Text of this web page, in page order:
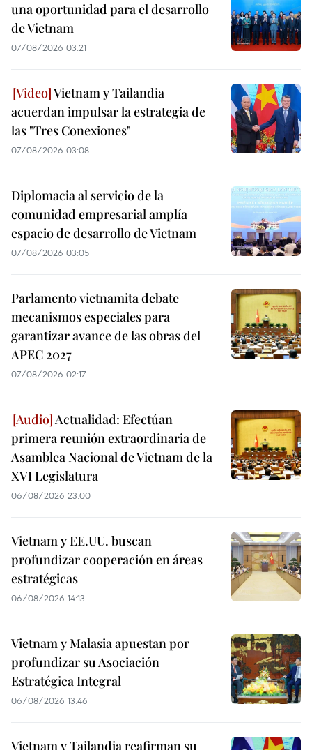
una oportunidad para el desarrollo
de Vietnam
07/08/2026 03:21
Vietnam y Tailandia
acuerdan impulsar la estrategia de
las "Tres Conexiones"
07/08/2026 03:08
Diplomacia al servicio de la
comunidad empresarial amplía
espacio de desarrollo de Vietnam
07/08/2026 03:05
Parlamento vietnamita debate
mecanismos especiales para
garantizar avance de las obras del
APEC 2027
07/08/2026 02:17
Actualidad: Efectúan
primera reunión extraordinaria de
Asamblea Nacional de Vietnam de la
XVI Legislatura
06/08/2026 23:00
Vietnam y EE.UU. buscan
profundizar cooperación en áreas
estratégicas
06/08/2026 14:13
Vietnam y Malasia apuestan por
profundizar su Asociación
Estratégica Integral
06/08/2026 13:46
Vietnam y Tailandia reafirman su